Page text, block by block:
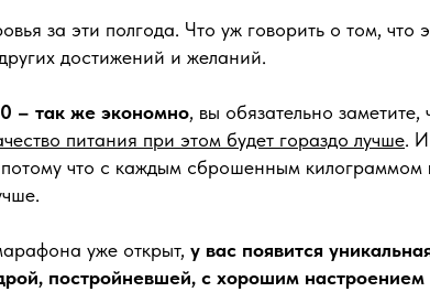
за эти полгода. Что уж говорить о том, что
достижений и желаний.
– так же экономно, вы обязательно заметите,
питания при этом будет гораздо лучше.
что с каждым сброшенным килограммом
уже открыт, у вас появится
постройневшей, с хорошим настроением